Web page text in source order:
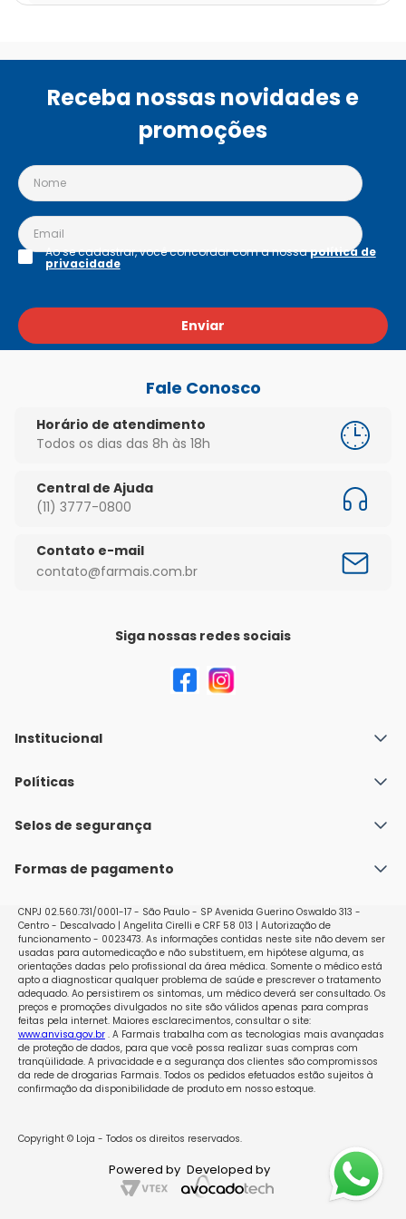
Receba nossas novidades e
promoções
Enviar
Ao se cadastrar, você concordar com a nossapolítica de
privacidade
Fale Conosco
Horário de atendimento
Todos os dias das 8h às 18h
Central de Ajuda
(11) 3777-0800
Contato e-mail
contato@farmais.com.br
Siga nossas redes sociais
Institucional
Quem Somos
Nossas lojas
Políticas
Política de Envio
Políticas de Trocas e Devoluções
Selos de segurança
Formas de pagamento
CNPJ 02.560.731/0001-17 - São Paulo - SP Avenida Guerino Oswaldo 313 -
Centro - Descalvado | Angelita Cirelli e CRF 58 013 | Autorização de
funcionamento - 0023473. As informações contidas neste site não devem ser
usadas para automedicação e não substituem, em hipótese alguma, as
orientações dadas pelo profissional da área médica. Somente o médico está
apto a diagnosticar qualquer problema de saúde e prescrever o tratamento
adequado. Ao persistirem os sintomas, um médico deverá ser consultado. Os
preços e promoções divulgados no site são válidos apenas para compras
feitas pela internet. Maiores esclarecimentos, consultar o site:
www.anvisa.gov.br. A Farmais trabalha com as tecnologias mais avançadas
de proteção de dados, para que você possa realizar suas compras com
tranqüilidade. A privacidade e a segurança dos clientes são compromissos
da rede de drogarias Farmais. Todos os pedidos efetuados estão sujeitos à
confirmação da disponibilidade de produto em nosso estoque.
Copyright © Loja - Todos os direitos reservados.
Powered by Developed by